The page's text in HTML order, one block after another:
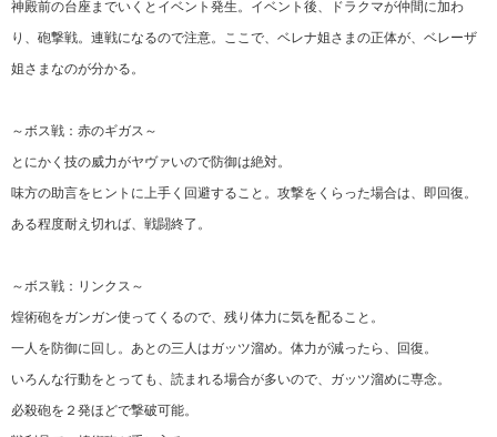
神殿前の台座までいくとイベント発生。イベント後、ドラクマが仲間に加わ
り、砲撃戦。連戦になるので注意。ここで、ベレナ姐さまの正体が、ベレーザ
姐さまなのが分かる。
～ボス戦：赤のギガス～
とにかく技の威力がヤヴァいので防御は絶対。
味方の助言をヒントに上手く回避すること。攻撃をくらった場合は、即回復。
ある程度耐え切れば、戦闘終了。
～ボス戦：リンクス～
煌術砲をガンガン使ってくるので、残り体力に気を配ること。
一人を防御に回し。あとの三人はガッツ溜め。体力が減ったら、回復。
いろんな行動をとっても、読まれる場合が多いので、ガッツ溜めに専念。
必殺砲を２発ほどで撃破可能。